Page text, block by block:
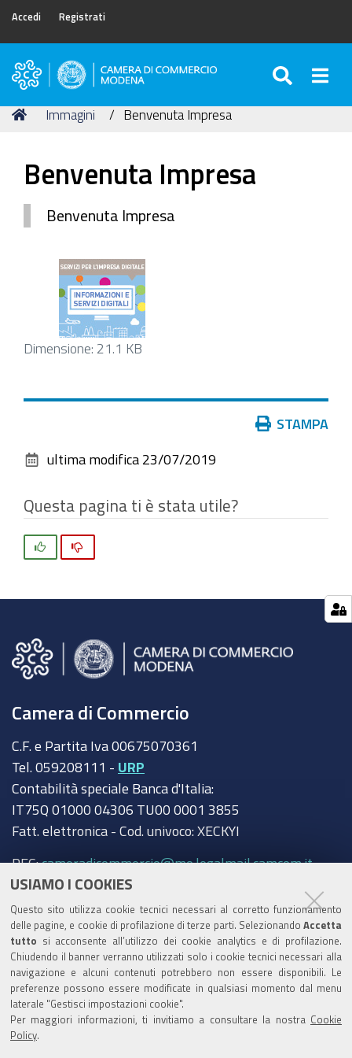
USIAMO I COOKIES
Questo sito utilizza cookie tecnici necessari al corretto funzionamento
delle pagine, e cookie di profilazione di terze parti. Selezionando Accetta
tutto si acconsente all’utilizzo dei cookie analytics e di profilazione.
Chiudendo il banner verranno utilizzati solo i cookie tecnici necessari alla
navigazione e alcuni contenuti potrebbero non essere disponibili. Le
preferenze possono essere modificate in qualsiasi momento dal menu
laterale "Gestisci impostazioni cookie".
Per maggiori informazioni, ti invitiamo a consultare la nostra Cookie
Policy
Accedi Registrati
Camera
Commercio
Tu
Home
Immagini Benvenuta Impresa
Benvenuta Impresa
Benvenuta Impresa
Clicca
dimensioni
Dimensione: 21.1 KB
documento
STAMPA
ultima modifica 23/07/2019
Questa pagina ti è stata utile?
Camera di Commercio
C.F. e Partita Iva 00675070361
Tel. 059208111 - URP
Contabilità speciale Banca d'Italia:
IT75Q 01000 04306 TU00 0001 3855
Fatt. elettronica - Cod. univoco: XECKYI
PEC:cameradicommercio@mo.legalmail.camcom.it
Amministrazione trasparente
Albo Camerale
Pubblicità Legale
Area riservata Amministratori